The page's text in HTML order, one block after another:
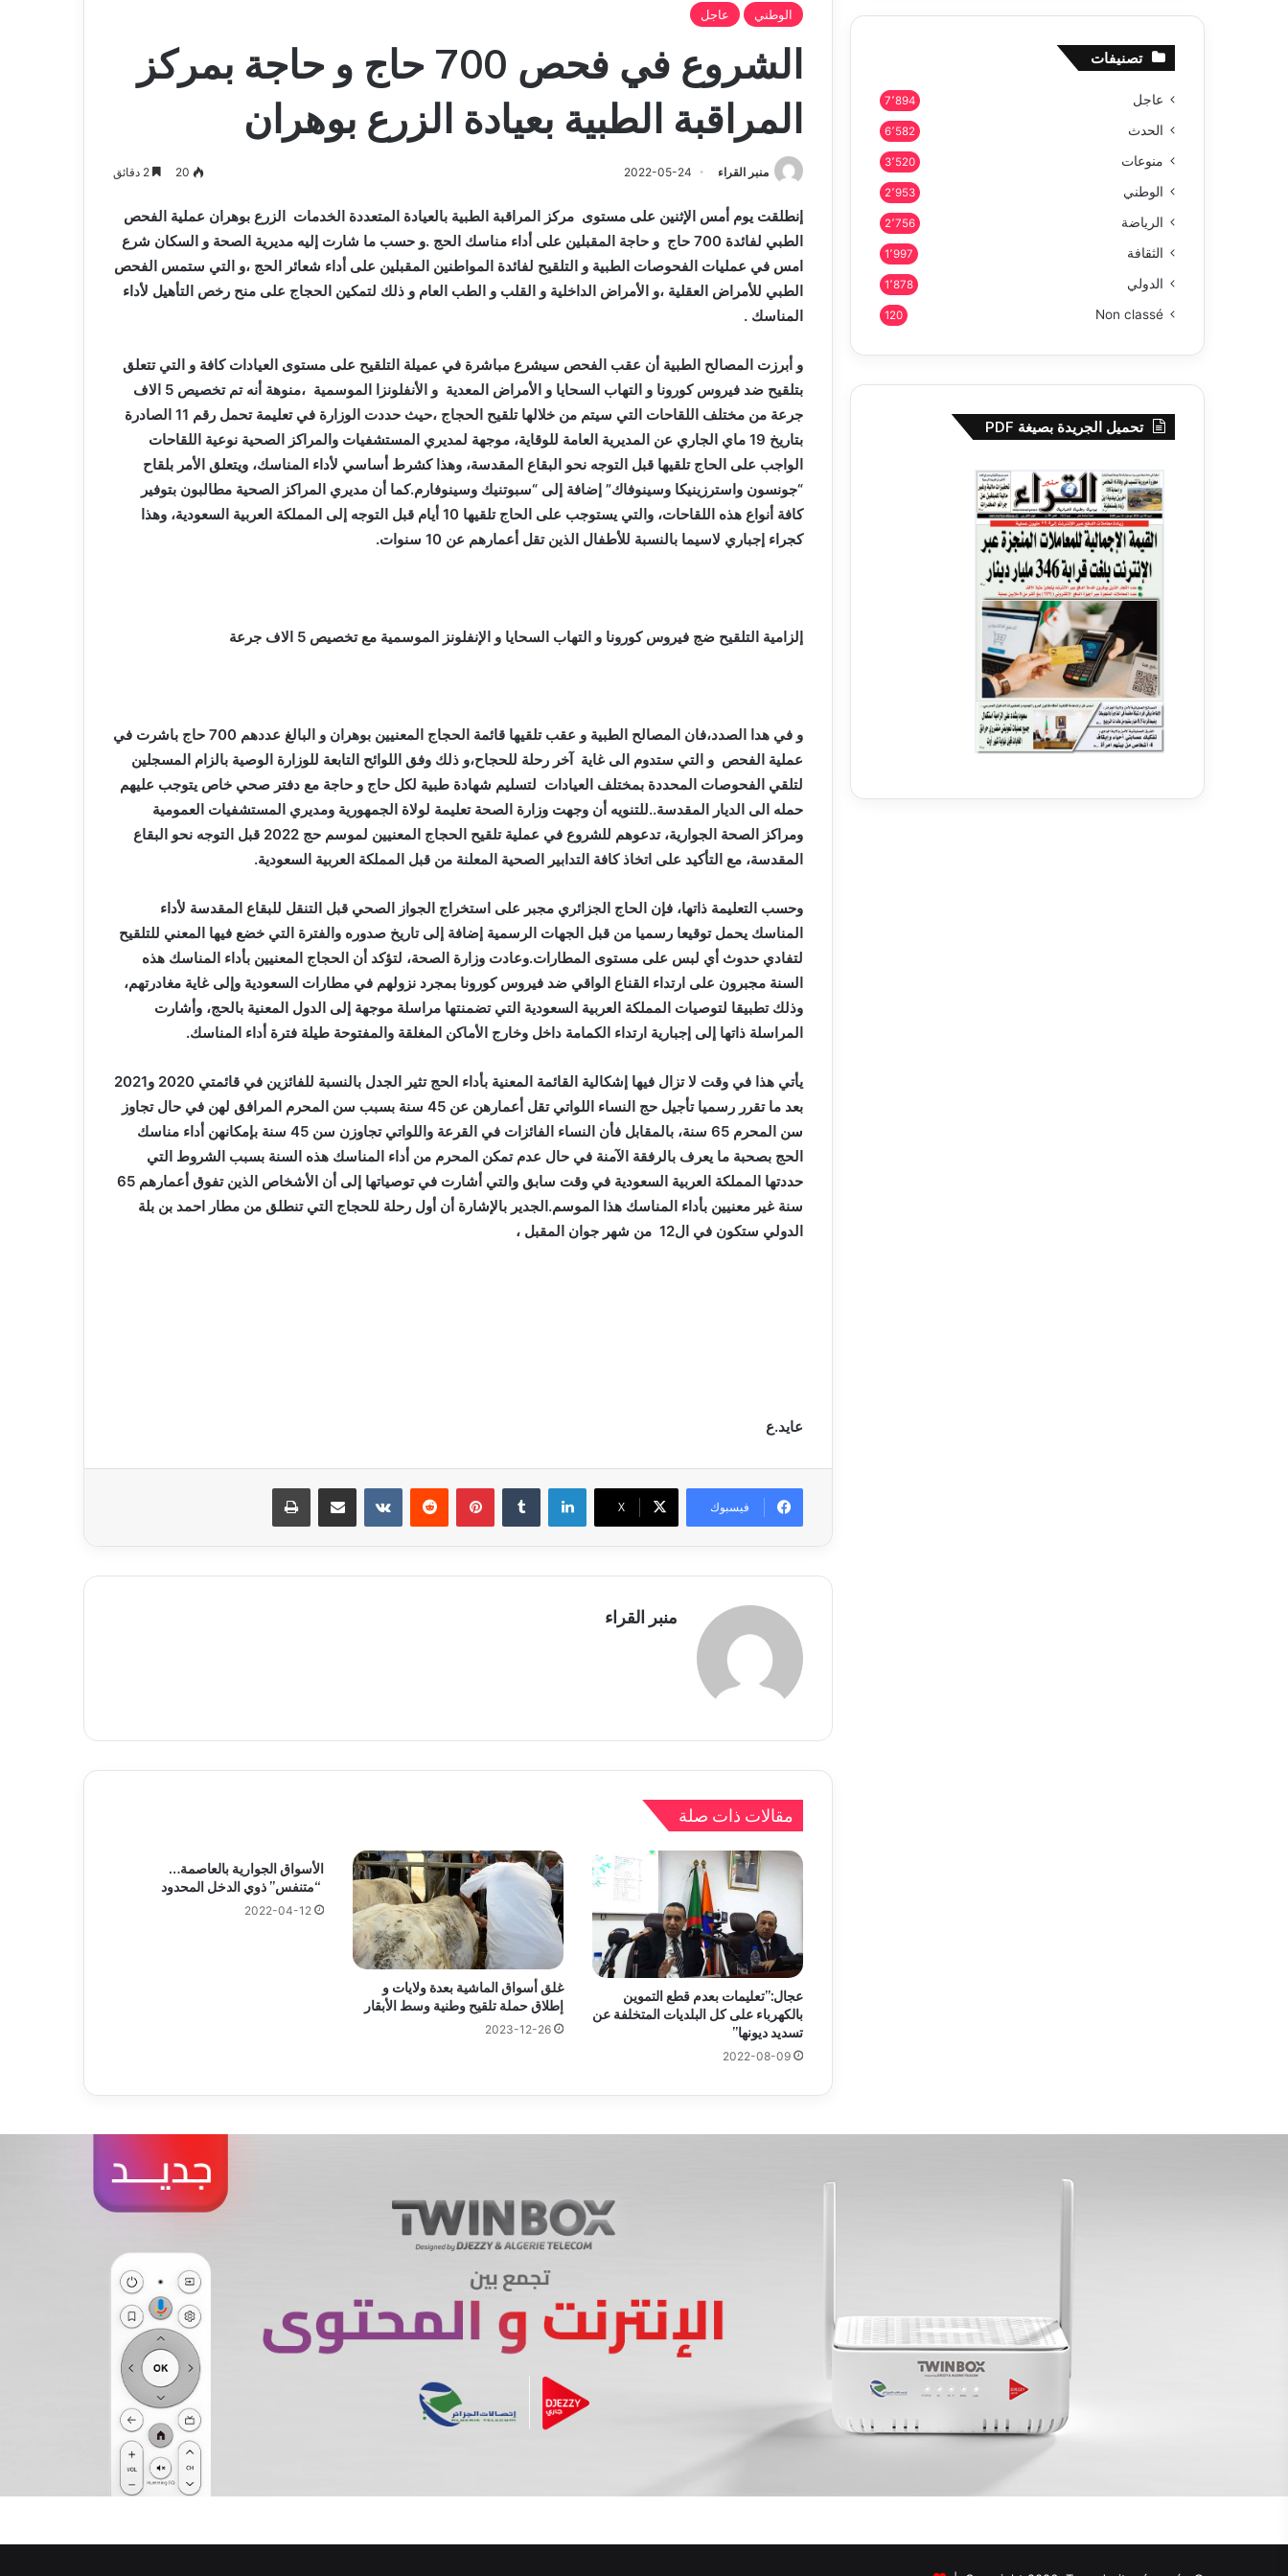
الوطني عاجل
الشروع في فحص 700 حاج و حاجة بمركز
المراقبة الطبية بعيادة الزرع بوهران
منبر القراء 2022-05-24
20
إنطلقت يوم أمس الإثنين على مستوى مركز المراقبة الطبية بالعيادة المتعددة الخدمات الزرع بوهران عملية الفحص
الطبي لفائدة 700 حاج و حاجة المقبلين على أداء مناسك الحج .و حسب ما شارت إليه مديرية الصحة و السكان شرع
امس في عمليات الفحوصات الطبية و التلقيح لفائدة المواطنين المقبلين على أداء شعائر الحج ،و التي ستمس الفحص
الطبي للأمراض العقلية ،و الأمراض الداخلية و القلب و الطب العام و ذلك لتمكين الحجاج على منح رخص التأهيل لأداء
المناسك .
و أبرزت المصالح الطبية أن عقب الفحص سيشرع مباشرة في عميلة التلقيح على مستوى العيادات كافة و التي تتعلق
بتلقيح ضد فيروس كورونا و التهاب السحايا و الأمراض المعدية و الأنفلونزا الموسمية ،منوهة أنه تم تخصيص 5 الاف
جرعة من مختلف اللقاحات التي سيتم من خلالها تلقيح الحجاج ،حيث حددت الوزارة في تعليمة تحمل رقم 11 الصادرة
بتاريخ 19 ماي الجاري عن المديرية العامة للوقاية، موجهة لمديري المستشفيات والمراكز الصحية نوعية اللقاحات
الواجب على الحاج تلقيها قبل التوجه نحو البقاع المقدسة، وهذا كشرط أساسي لأداء المناسك، ويتعلق الأمر بلقاح
“جونسون واسترزينيكا وسينوفاك” إضافة إلى “سبوتنيك وسينوفارم.كما أن مديري المراكز الصحية مطالبون بتوفير
كافة أنواع هذه اللقاحات، والتي يستوجب على الحاج تلقيها 10 أيام قبل التوجه إلى المملكة العربية السعودية، وهذا
كجراء إجباري لاسيما بالنسبة للأطفال الذين تقل أعمارهم عن 10 سنوات.
إلزامية التلقيح ضج فيروس كورونا و التهاب السحايا و النفلونز الموسمية مع تخصيص 5 الاف جرعة
و في هدا الصدد،فان المصالح الطبية و عقب تلقيها قائمة الحجاج المعنيين بوهران و البالغ عددهم 700 حاج باشرت في
عملية الفحص و التي ستدوم الى غاية آخر رحلة للحجاح،و ذلك وفق اللوائح التابعة للوزارة الوصية بالزام المسجلين
لتلقي الفحوصات المحددة بمختلف العيادات لتسليم شهادة طبية لكل حاج و حاجة مع دفتر صحي خاص يتوجب عليهم
حمله الى الديار المقدسة..للتنويه أن وجهت وزارة الصحة تعليمة لولاة الجمهورية ومديري المستشفيات العمومية
ومراكز الصحة الجوارية، تدعوهم للشروع في عملية تلقيح الحجاج المعنيين لموسم حج 2022 قبل التوجه نحو البقاع
المقدسة، مع التأكيد على اتخاذ كافة التدابير الصحية المعلنة من قبل المملكة العربية السعودية.
وحسب التعليمة ذاتها، فإن الحاج الجزائري مجبر على استخراج الجواز الصحي قبل التنقل للبقاع المقدسة لأداء
المناسك يحمل توقيعا رسميا من قبل الجهات الرسمية إضافة إلى تاريخ صدوره والفترة التي خضع فيها المعني للتلقيح
لتفادي حدوث أي لبس على مستوى المطارات.وعادت وزارة الصحة، لتؤكد أن الحجاج المعنيين بأداء المناسك هذه
السنة مجبرون على ارتداء القناع الواقي ضد فيروس كورونا بمجرد نزولهم في مطارات السعودية وإلى غاية مغادرتهم،
وذلك تطبيقا لتوصيات المملكة العربية السعودية التي تضمنتها مراسلة موجهة إلى الدول المعنية بالحج، وأشارت
المراسلة ذاتها إلى إجبارية ارتداء الكمامة داخل وخارج الأماكن المغلقة والمفتوحة طيلة فترة أداء المناسك.
يأتي هذا في وقت لا تزال فيها إشكالية القائمة المعنية بأداء الحج تثير الجدل بالنسبة للفائزين في قائمتي 2020 و2021
بعد ما تقرر رسميا تأجيل حج النساء اللواتي تقل أعمارهن عن 45 سنة بسبب سن المحرم المرافق لهن في حال تجاوز
سن المحرم 65 سنة، بالمقابل فأن النساء الفائزات في القرعة واللواتي تجاوزن سن 45 سنة بإمكانهن أداء مناسك
الحج بصحبة ما يعرف بالرفقة الآمنة في حال عدم تمكن المحرم من أداء المناسك هذه السنة بسبب الشروط التي
حددتها المملكة العربية السعودية في وقت سابق والتي أشارت في توصياتها إلى أن الأشخاص الذين تفوق أعمارهم 65
سنة غير معنيين بأداء المناسك هذا الموسم.الجدير بالإشارة أن أول رحلة للحجاج التي تنطلق من مطار احمد بن بلة
الدولي ستكون في ال12 من شهر جوان المقبل ،
عايد.ع
فيسبوك X
لينكدإن بينتيريست مشاركة عبر البريد
منبر القراء
مقالات ذات صلة
عجال:”تعليمات بعدم قطع التموين
بالكهرباء على كل البلديات المتخلفة عن
تسديد ديونها”
2022-08-09
غلق أسواق الماشية بعدة ولايات و
إطلاق حملة تلقيح وطنية وسط الأبقار
2023-12-26
الأسواق الجوارية بالعاصمة…
“متنفس” ذوي الدخل المحدود
2022-04-12
تصنيفات
عاجل 7٬894
الحدث 6٬582
منوعات 3٬520
الوطني 2٬953
الرياضة 2٬756
الثقافة 1٬997
الدولي 1٬878
Non classé
120
تحميل الجريدة بصيغة PDF